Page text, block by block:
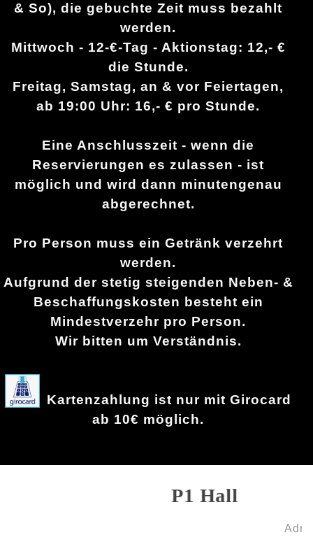
& So), die gebuchte Zeit muss bezahlt
werden.
Mittwoch - 12-€-Tag - Aktionstag: 12,- €
die Stunde.
Freitag, Samstag, an & vor Feiertagen,
ab 19:00 Uhr: 16,- € pro Stunde.
Eine Anschlusszeit - wenn die
Reservierungen es zulassen - ist
möglich und wird dann minutengenau
abgerechnet.
Pro Person muss ein Getränk verzehrt
werden.
Aufgrund der stetig steigenden Neben- &
Beschaffungskosten besteht ein
Mindestverzehr pro Person.
Wir bitten um Verständnis.
Kartenzahlung ist nur mit Girocard
ab 10€ möglich.
P1 Hall